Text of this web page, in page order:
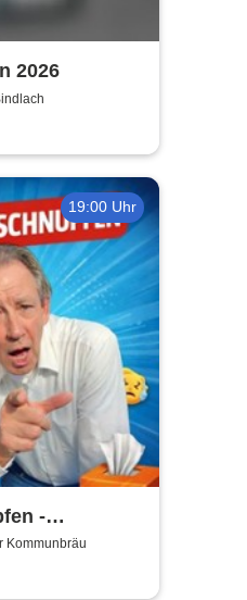
2026
19:00 Uhr
-
Tour
Kommunbräu